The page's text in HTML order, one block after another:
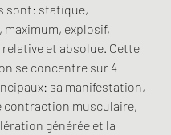
sont: statique,
maximum, explosif,
et absolue. Cette
se concentre sur 4
sa manifestation,
contraction musculaire,
générée et la